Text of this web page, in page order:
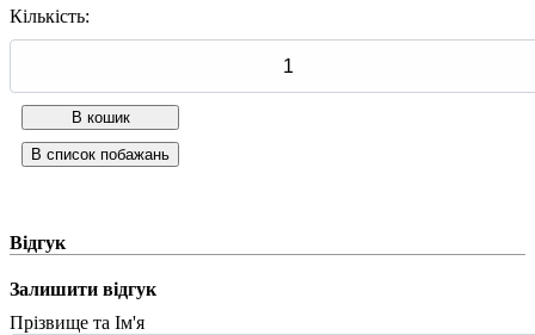
Кількість:
Відгук
Залишити відгук
Прізвище та Ім'я